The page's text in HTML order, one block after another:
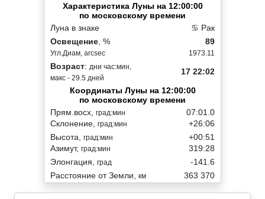
Характеристика Луны на 12:00:00
по московскому времени
Луна в знаке
♋ Рак
Освещение , %
Угл.Диам, arcsec
89
1973.11
Возраст: дни час:мин,
макс - 29.5 дней
17 22:02
Координаты Луны на 12:00:00
по московскому времени
Прям.восх, град:мин
Склонение, град:мин
07:01.0
+26:06
Высота, град:мин
Азимут, град:мин
+00:51
319:28
Элонгация, град
-141.6
Расстояние от Земли, км 363 370